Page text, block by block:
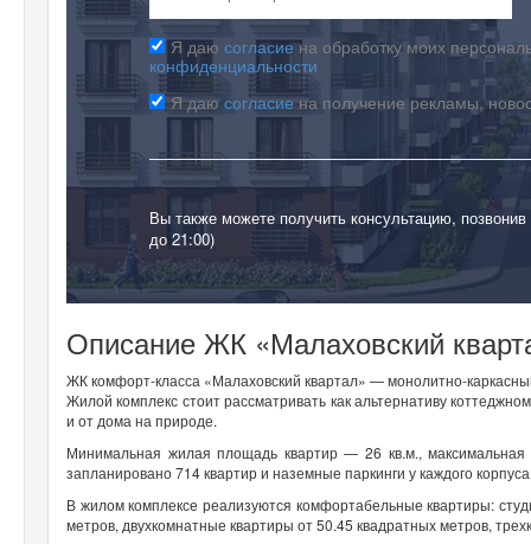
Я даю согласиена обработку моих
конфиденциальности
Я даю согласиена получение рекламы,
Вы также можете получить консультацию,
до 21:00)
Описание ЖК «Малаховский
ЖК комфорт-класса «Малаховский квартал» — монолитно-
Жилой комплекс стоит рассматривать как альтернативу
и от дома на природе.
Минимальная жилая площадь квартир — 26 кв.м.,
запланировано 714 квартир и наземные паркинги у каждого
В жилом комплексе реализуются комфортабельные квартиры:
метров, двухкомнатные квартиры от 50.45 квадратных метров,